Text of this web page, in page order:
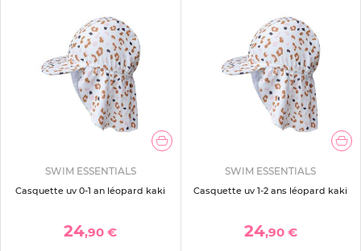
SWIM ESSENTIALS
Casquette uv 0-1 an léopard kaki
24,90 €
SWIM ESSENTIALS
Casquette uv 1-2 ans léopard kaki
24,90 €